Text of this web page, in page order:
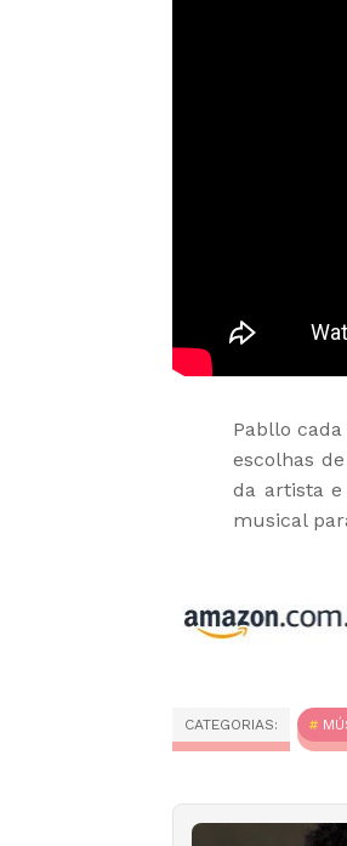
Pabllo
escolhas
da artista
musical
CATEGORIAS: